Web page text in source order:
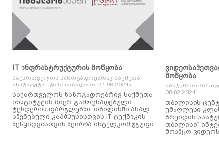
IT ინფრასტრუქტურის მოწყობა
საქართველოს საზოგადოებრივ საქმეთა
ინსტიტუტი - ჯიპა (თბილისი, 21.06.2024)
საქართველოს საზოგადოებრივ საქმეთა
ინსტიტუტის მიერ გამოცხადებული
ტენდერის ფარგლებში, თბილისში ახალ
აშენებული კაპმპუსისთვის IT ტექნიკის
შესყიდვისთვის შეირჩა ინტელკომ ჯგუფი.
მოწყობა
სასტუმრო
08.02.2024)
თბილისის
უმაღლესი
ბრენდის
თბილისი“
მოაწყო